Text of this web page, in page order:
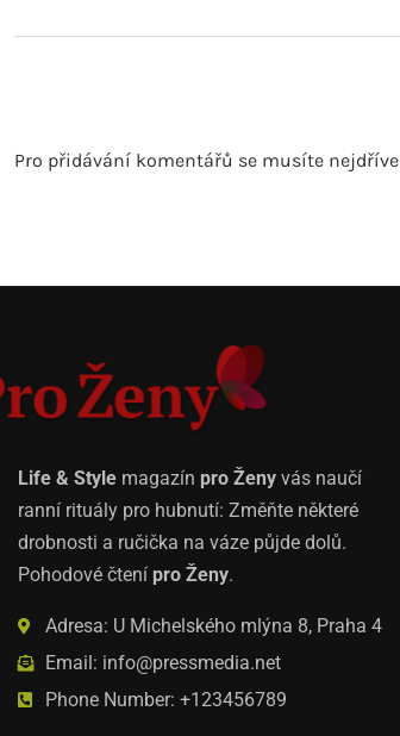
Pro přidávání komentářů se musíte nejdříve
Life & Style magazín pro Ženy vás naučí
ranní rituály pro hubnutí: Změňte některé
drobnosti a ručička na váze půjde dolů.
Pohodové čtení pro Ženy.
Adresa: U Michelského mlýna 8, Praha 4
Email: info@pressmedia.net
Phone Number: +123456789